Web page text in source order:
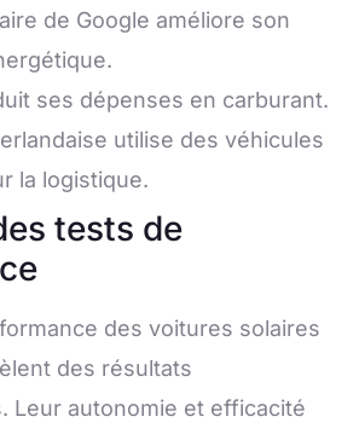
de Google améliore son
ses dépenses en carburant.
utilise des véhicules
la logistique.
tests de
des voitures solaires
des résultats
Leur autonomie et efficacité